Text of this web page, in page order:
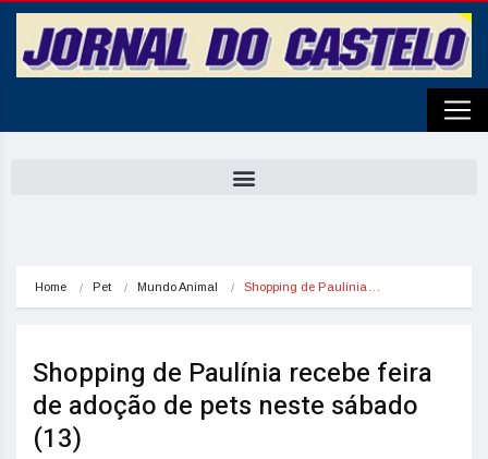
Home Pet Mundo Animal Shopping de Paulínia…
Shopping de Paulínia recebe feira
de adoção de pets neste sábado
(13)